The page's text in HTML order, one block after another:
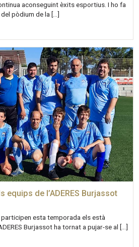
aconseguint èxits esportius. I ho fa
pòdium de la […]
equips de l’ADERES Burjassot
esta temporada els està
Burjassot ha tornat a pujar-se al […]